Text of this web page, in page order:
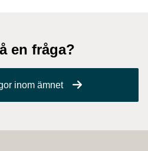
en fråga?
inom ämnet